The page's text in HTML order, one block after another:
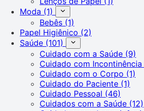
Moda (1)
Bebês (1)
Papel Higiênico (2)
Saúde (101)
Cuidado com a Saúde (9)
Cuidado com Incontinência
Cuidado com o Corpo (1)
Cuidado do Paciente (1)
Cuidado Pessoal (46)
Cuidados com a Saúde (12)